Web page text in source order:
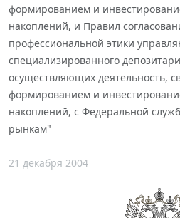
формированием и
накоплений, и Правил
профессиональной этики
специализированного
осуществляющих деятельность,
формированием и
накоплений, с Федеральной
рынкам"
21 декабря 2004